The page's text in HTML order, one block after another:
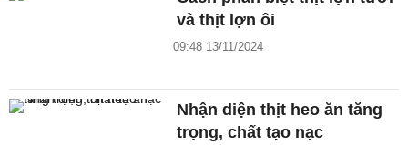
và thịt lợn ôi
09:48 13/11/2024
Nhận diện thịt heo ăn tăng
trọng, chất tạo nạc